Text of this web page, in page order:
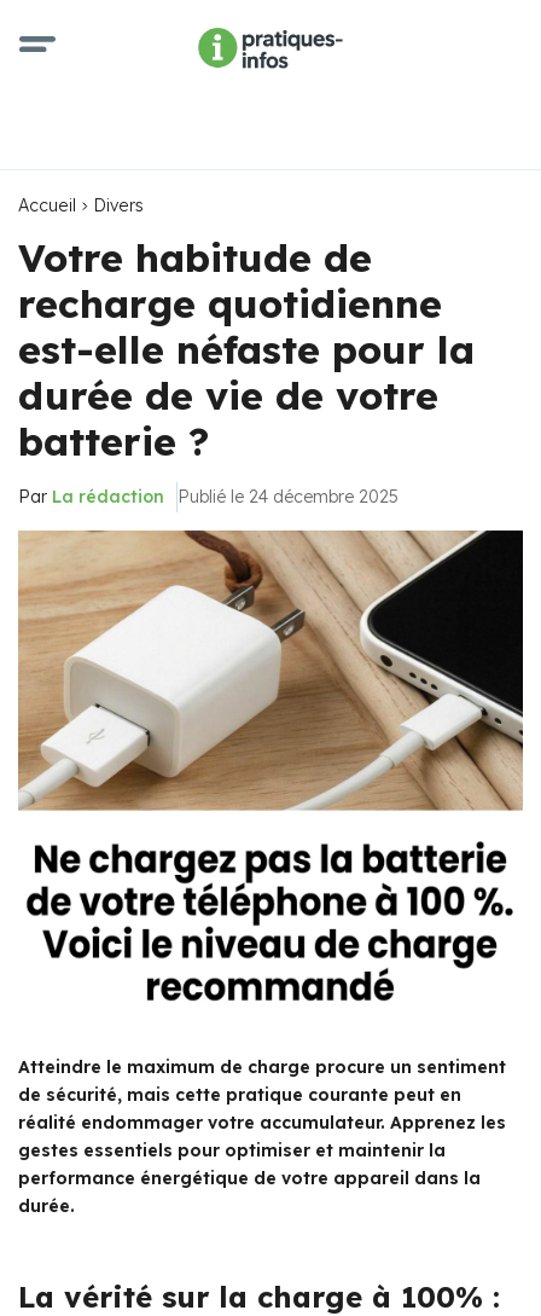
Accueil Divers
Votre habitude de
recharge quotidienne
est-elle néfaste pour la
durée de vie de votre
batterie ?
Par La rédaction Publié le 24 décembre 2025
Atteindre le maximum de charge procure un sentiment
de sécurité, mais cette pratique courante peut en
réalité endommager votre accumulateur. Apprenez les
gestes essentiels pour optimiser et maintenir la
performance énergétique de votre appareil dans la
durée.
La vérité sur la charge à 100% :